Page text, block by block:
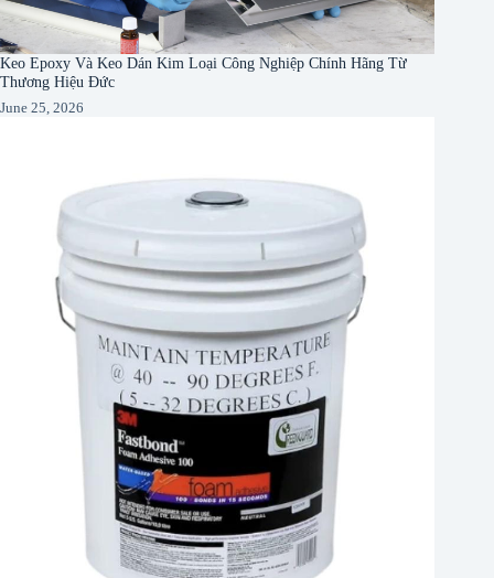
Keo Epoxy Và Keo Dán Kim Loại Công Nghiệp Chính Hãng Từ
Thương Hiệu Đức
June 25, 2026